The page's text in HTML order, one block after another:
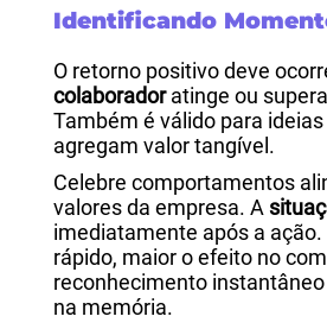
Identificando
O retorno positivo deve
colaboradoratinge ou
Também é válido para
agregam valor tangível.
Celebre comportamentos
valores da empresa. A
imediatamente após a ação.
rápido, maior o efeito no
reconhecimento
na memória.